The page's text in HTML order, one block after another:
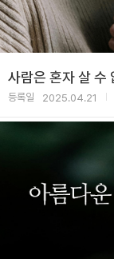
사람은 혼자 살 수
등록일 2025.04.21